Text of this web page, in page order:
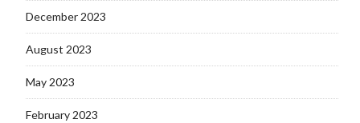
December 2023
August 2023
May 2023
February 2023